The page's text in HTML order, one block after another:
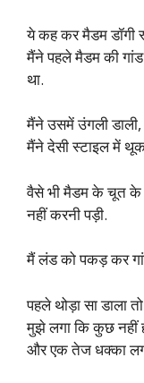
ये कह कर मैडम डॉगी
मैंने पहले मैडम की
था.
मैंने उसमें उंगली डाली,
मैंने देसी स्टाइल में
वैसे भी मैडम के चूत के
नहीं करनी पड़ी.
मैं लंड को पकड़ कर
पहले थोड़ा सा डाला
मुझे लगा कि कुछ नहीं
और एक तेज धक्का